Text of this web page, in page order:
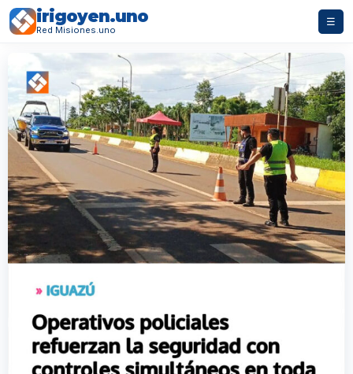
irigoyen.uno
Red Misiones.uno
☰